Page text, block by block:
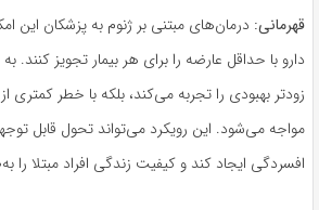
قهرمانی: درمان‌های مبتنی بر ژنوم به پزشکان این
دارو با حداقل عارضه را برای هر بیمار تجویز کنند. به
زودتر بهبودی را تجربه می‌کند، بلکه با خطر کمتری
مواجه می‌شود. این رویکرد می‌تواند تحول قابل
افسردگی ایجاد کند و کیفیت زندگی افراد مبتلا